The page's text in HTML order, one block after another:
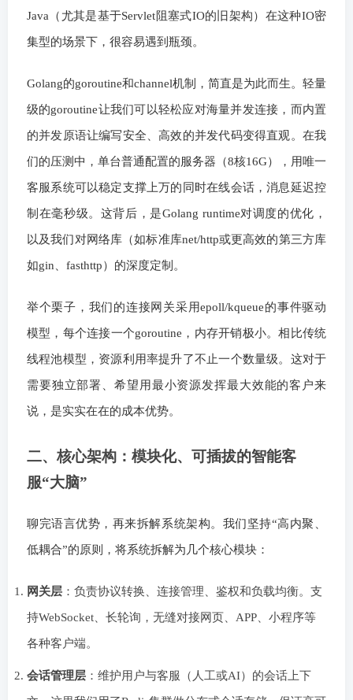
Java（尤其是基于Servlet阻塞式IO的旧架构）在这种IO密
集型的场景下，很容易遇到瓶颈。
Golang的goroutine和channel机制，简直是为此而生。轻量
级的goroutine让我们可以轻松应对海量并发连接，而内置
的并发原语让编写安全、高效的并发代码变得直观。在我
们的压测中，单台普通配置的服务器（8核16G），用唯一
客服系统可以稳定支撑上万的同时在线会话，消息延迟控
制在毫秒级。这背后，是Golang runtime对调度的优化，
以及我们对网络库（如标准库net/http或更高效的第三方库
如gin、fasthttp）的深度定制。
举个栗子，我们的连接网关采用epoll/kqueue的事件驱动
模型，每个连接一个goroutine，内存开销极小。相比传统
线程池模型，资源利用率提升了不止一个数量级。这对于
需要独立部署、希望用最小资源发挥最大效能的客户来
说，是实实在在的成本优势。
二、核心架构：模块化、可插拔的智能客
服“大脑”
聊完语言优势，再来拆解系统架构。我们坚持“高内聚、
低耦合”的原则，将系统拆解为几个核心模块：
网关层 ：负责协议转换、连接管理、鉴权和负载均衡。支
持WebSocket、长轮询，无缝对接网页、APP、小程序等
各种客户端。
会话管理层 ：维护用户与客服（人工或AI）的会话上下